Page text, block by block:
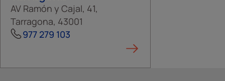
AV Ramón y Cajal, 41,
Tarragona, 43001
977 279 103